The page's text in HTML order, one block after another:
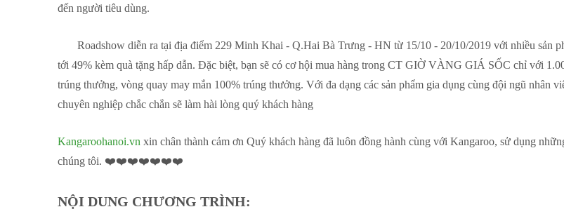
đến người tiêu dùng.
Roadshow diễn ra tại địa điểm 229 Minh Khai - Q.Hai Bà Trưng - HN từ 15/10 - 20/10/2019 với nhiều sản
tới 49% kèm quà tặng hấp dẫn. Đặc biệt, bạn sẽ có cơ hội mua hàng trong CT GIỜ VÀNG GIÁ SỐC chỉ với
trúng thưởng, vòng quay may mắn 100% trúng thưởng. Với đa dạng các sản phẩm gia dụng cùng đội ngũ nhân
chuyên nghiệp chắc chắn sẽ làm hài lòng quý khách hàng
Kangaroohanoi.vn xin chân thành cảm ơn Quý khách hàng đã luôn đồng hành cùng với Kangaroo, sử dụng
chúng tôi. ❤️❤️❤️❤️❤️❤️❤️
NỘI DUNG CHƯƠNG TRÌNH: